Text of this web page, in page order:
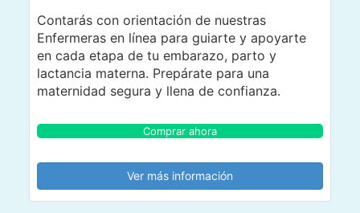
Contarás con orientación de nuestras
Enfermeras en línea para guiarte y apoyarte
en cada etapa de tu embarazo, parto y
lactancia materna. Prepárate para una
maternidad segura y llena de confianza.
Comprar ahora
Ver más información